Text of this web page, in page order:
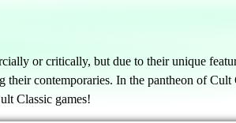
or critically, but due to their unique
their contemporaries. In the pantheon of
Classic games!